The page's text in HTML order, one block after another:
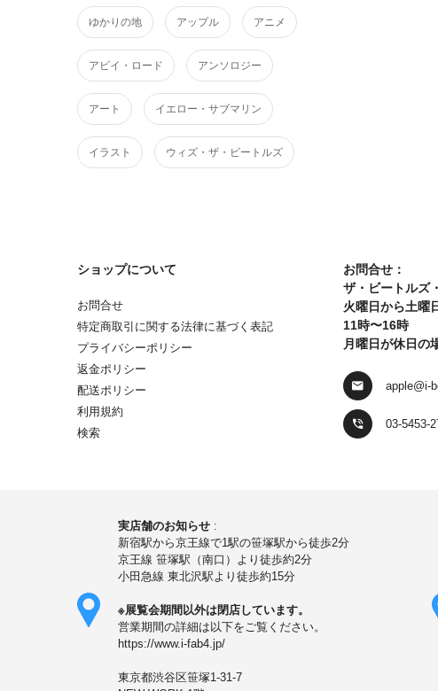
ゆかりの地 アップル アニメ
アビイ・ロード アンソロジー
アート イエロー・サブマリン
イラスト ウィズ・ザ・ビートルズ
ショップについて
お問合せ
特定商取引に関する法律に基づく表記
プライバシーポリシー
返金ポリシー
配送ポリシー
利用規約
検索
お問合せ：
ザ・ビートルズ
火曜日から土曜
11時〜16時
月曜日が休日の
apple@i-
03-5453-
実店舗のお知らせ :
新宿駅から京王線で1駅の笹塚駅から徒歩2分
京王線 笹塚駅（南口）より徒歩約2分
小田急線 東北沢駅より徒歩約15分
※展覧会期間以外は閉店しています。
営業期間の詳細は以下をご覧ください。
https://www.i-fab4.jp/
東京都渋谷区笹塚1-31-7